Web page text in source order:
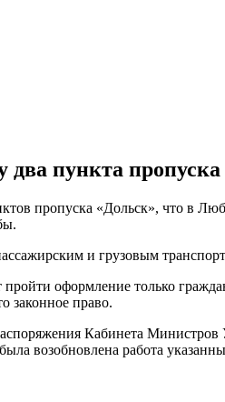
два пункта пропуска
пропуска «Дольск», что в
и грузовым
пройти оформление только
законное право.
Кабинета
возобновлена ​​работа